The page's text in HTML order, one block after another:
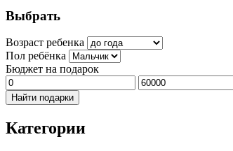
Выбрать
Возраст ребенка
Пол ребёнка
Бюджет на подарок
Найти подарки
Категории